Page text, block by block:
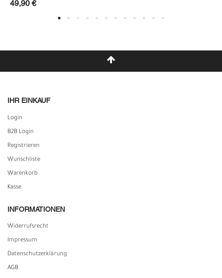
49,90 €
IHR EINKAUF
Login
B2B Login
Registrieren
Wunschliste
Warenkorb
Kasse
INFORMATIONEN
Widerrufs­recht
Impressum
Daten­schutz­erklärung
AGB